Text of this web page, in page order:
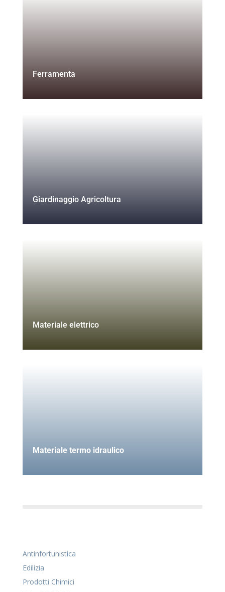
Ferramenta
Giardinaggio Agricoltura
Materiale elettrico
Materiale termo idraulico
Antinfortunistica
Edilizia
Prodotti Chimici